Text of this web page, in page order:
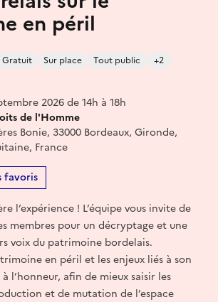
en péril
Gratuit Sur place Tout public +2
2026 de 14h à 18h
de l'Homme
Bonie, 33000 Bordeaux, Gironde,
France
favoris
l’expérience ! L’équipe vous invite de
membres pour un décryptage et une
voix du patrimoine bordelais.
en péril et les enjeux liés à son
l’honneur, afin de mieux saisir les
et de mutation de l’espace